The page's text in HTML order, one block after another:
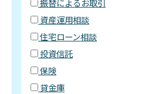
振替によるお取引
資産運用相談
住宅ローン相談
投資信託
保険
貸金庫